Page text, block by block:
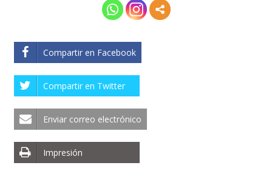
Compartir en Facebook
Compartir en Twitter
Enviar correo electrónico
Impresión